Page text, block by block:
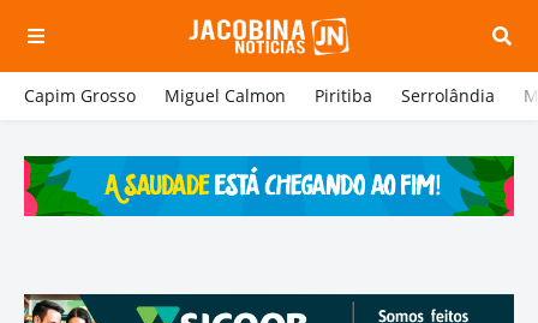
Capim Grosso Miguel Calmon Piritiba Serrolândia